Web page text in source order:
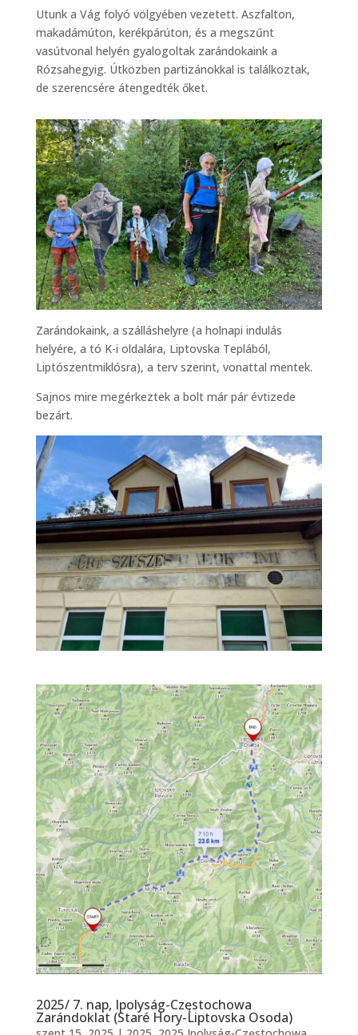
Utunk a Vág folyó völgyében vezetett. Aszfalton,
makadámúton, kerékpárúton, és a megszűnt
vasútvonal helyén gyalogoltak zarándokaink a
Rózsahegyig. Útközben partizánokkal is találkoztak,
de szerencsére átengedték őket.
Zarándokaink, a szálláshelyre (a holnapi indulás
helyére, a tó K-i oldalára, Liptovska Teplából,
Liptószentmiklósra), a terv szerint, vonattal mentek.
Sajnos mire megérkeztek a bolt már pár évtizede
bezárt.
2025/ 7. nap, Ipolyság-Częstochowa
Zarándoklat (Staré Hory-Liptovska Osoda)